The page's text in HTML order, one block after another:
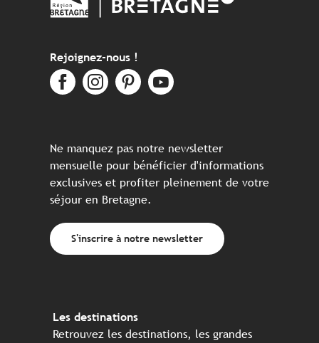
Rejoignez-nous !
Ne manquez pas notre newsletter
mensuelle pour bénéficier d'informations
exclusives et profiter pleinement de votre
séjour en Bretagne.
S'inscrire à notre newsletter
Les destinations
Retrouvez les destinations, les grandes